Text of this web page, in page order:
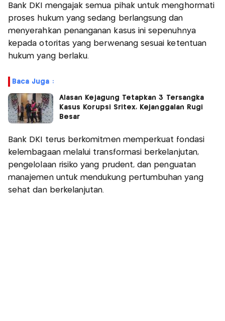
Bank DKI mengajak semua pihak untuk menghormati
proses hukum yang sedang berlangsung dan
menyerahkan penanganan kasus ini sepenuhnya
kepada otoritas yang berwenang sesuai ketentuan
hukum yang berlaku.
Baca Juga :
Alasan Kejagung Tetapkan 3 Tersangka
Kasus Korupsi Sritex, Kejanggalan Rugi
Besar
Bank DKI terus berkomitmen memperkuat fondasi
kelembagaan melalui transformasi berkelanjutan,
pengelolaan risiko yang prudent, dan penguatan
manajemen untuk mendukung pertumbuhan yang
sehat dan berkelanjutan.